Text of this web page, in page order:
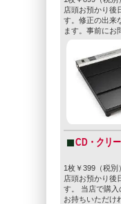
店頭お預かり後
す。修正の出来
ます。事前にお
CD・クリ
1枚￥399（税別
店頭お預かり後
す。 当店で購
お持ちいただけ